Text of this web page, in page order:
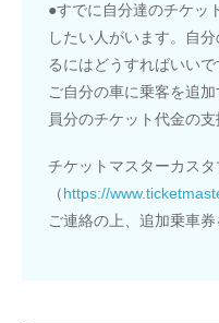
●すでに自分達のチケッ
したい人がいます。自
るにはどうすればいいで
ご自分の車に乗客を追
員分のチケット代金の支
チケットマスターカス
（https://
ご連絡の上、追加乗車券